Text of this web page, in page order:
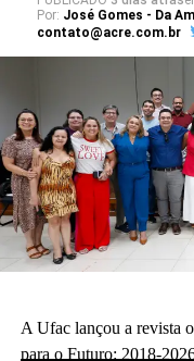
Por: José Gomes - Da
contato@acre.com.br
A Ufac lançou a revista
para o Futuro: 2018-